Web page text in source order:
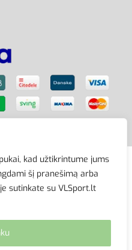
kad užtikrintume jums
šį pranešimą arba
sutinkate su VLSport.lt
saugomos.
be autorių sutikimo